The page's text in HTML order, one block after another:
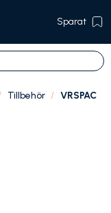
Sparat
Tillbehör VRSPAC